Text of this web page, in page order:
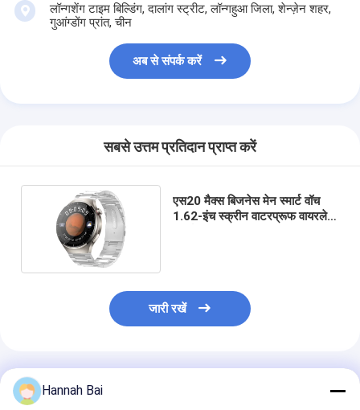
लॉन्गशेंग टाइम बिल्डिंग, दालांग स्ट्रीट, लॉन्गहुआ जिला, शेन्ज़ेन शहर,
गुआंग्डोंग प्रांत, चीन
अब से संपर्क करें
सबसे उत्तम प्रतिदान प्राप्त करें
एस20 मैक्स बिजनेस मेन स्मार्ट वॉच
1.62-इंच स्क्रीन वाटरप्रूफ वायरलेस
जारी रखें
अनुशंसित उत्पाद
Hannah Bai